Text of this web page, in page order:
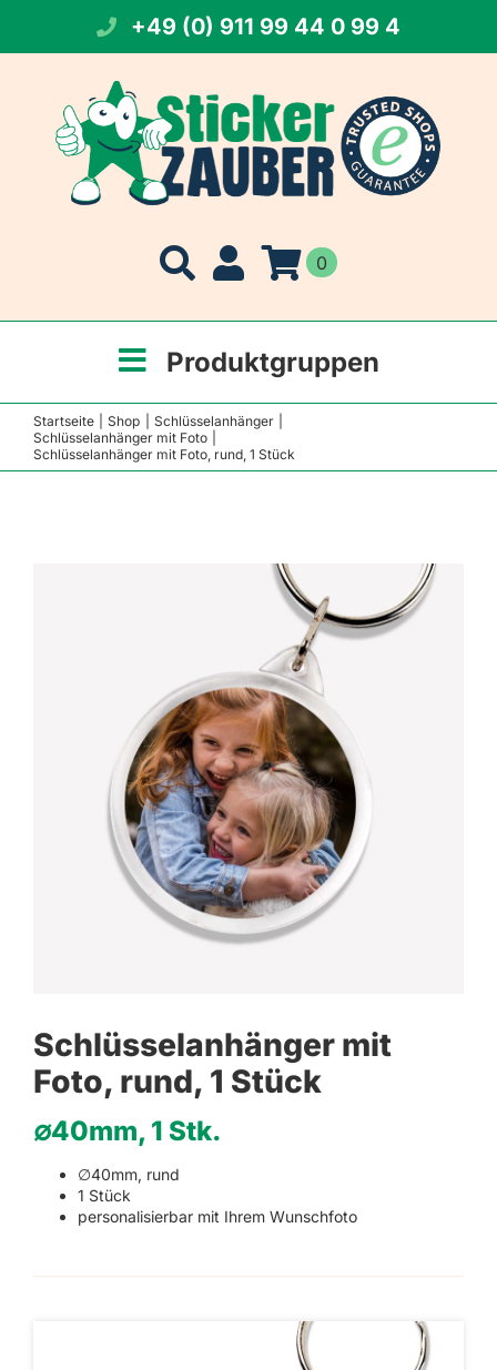
springen
+49 (0) 911 99 44 0 99 4
0
Produktgruppen
Startseite Shop
Schlüsselanhänger
Schlüsselanhänger mit Foto
Schlüsselanhänger mit Foto, rund, 1 Stück
Schlüsselanhänger mit
Foto, rund, 1 Stück
∅40mm, 1 Stk.
∅40mm, rund
1 Stück
personalisierbar mit Ihrem Wunschfoto